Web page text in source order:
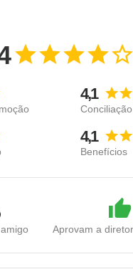
4,1
4,1
Benefícios
Aprovam a